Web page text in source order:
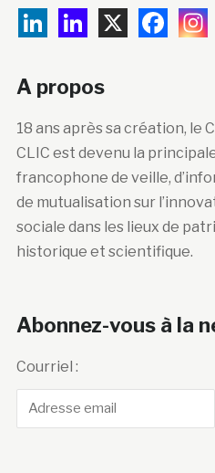
A propos
18 ans après sa création, le
CLIC est devenu la
francophone de veille,
de mutualisation sur
sociale dans les lieux de
historique et scientifique.
Abonnez-vous à la
Courriel :